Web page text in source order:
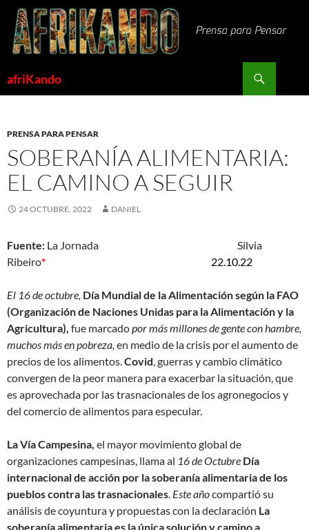
Saltar
contenido
afriKando
PRENSA PARA PENSAR
SOBERANÍA ALIMENTARIA:
EL CAMINO A SEGUIR
24 OCTUBRE, 2022 DANIEL
Fuente: La Jornada Silvia
Ribeiro* 22.10.22
El 16 de octubre, Día Mundial de la Alimentación según la FAO
(Organización de Naciones Unidas para la Alimentación y la
Agricultura), fue marcadopor más millones de gente con hambre,
muchos más en pobreza, en medio de la crisis por el aumento de
precios de los alimentos.Covid, guerras y cambio climático
convergen de la peor manera para exacerbar la situación, que
es aprovechada por las trasnacionales de los agronegocios y
del comercio de alimentos para especular.
La Vía Campesina, el mayor movimiento global de
organizaciones campesinas, llama al 16 de Octubre Día
internacional de acción por la soberanía alimentaria de los
pueblos contra las trasnacionales. Este añocompartió su
análisis de coyuntura y propuestas con la declaración La
soberanía alimentaria es la única solución y camino a